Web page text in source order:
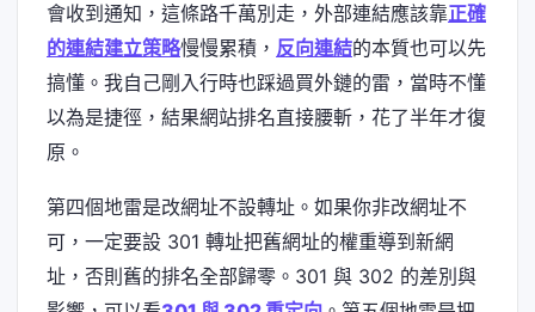
會收到通知，這條路千萬別走，外部連結應該靠正確
的連結建立策略慢慢累積， 反向連結的本質也可以先
搞懂。我自己剛入行時也踩過買外鏈的雷，當時不懂
以為是捷徑，結果網站排名直接腰斬，花了半年才復
原。
第四個地雷是改網址不設轉址。如果你非改網址不
可，一定要設 301 轉址把舊網址的權重導到新網
址，否則舊的排名全部歸零。301 與 302 的差別與